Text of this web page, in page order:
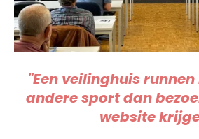
"Een veilinghuis
andere sport dan
website